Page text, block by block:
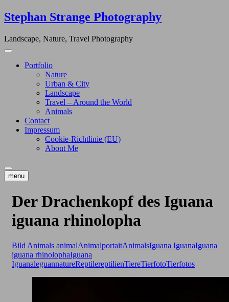
Skip
to
Stephan Strange Photography
Landscape, Nature, Travel Photography
Portfolio
Nature
Urban & City
Landscape
Travel – Around the World
Animals
Contact
Impressum
Cookie-Richtlinie (EU)
About Me
menu
Der Drachenkopf des Iguana
iguana rhinolopha
Bild Animals animalAnimalportaitAnimalsIguana IguanaIguana
iguana rhinolophaIguana
IguanaleguannatureReptilereptilienTiereTierfotoTierfotos